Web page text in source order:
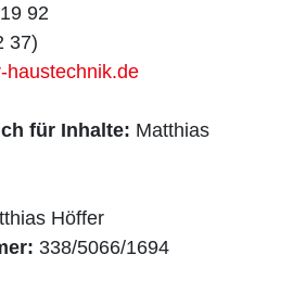
92
37)
haustechnik.de
für Inhalte: Matthias
Höffer
338/5066/1694